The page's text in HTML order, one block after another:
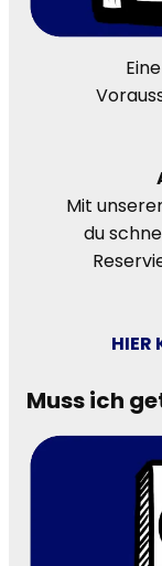
Eine
Mit
du
HIER
Muss ich